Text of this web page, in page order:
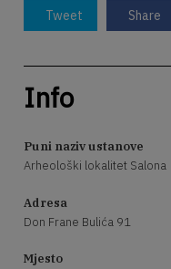
Tweet Share
Info
Puni naziv ustanove
Arheološki lokalitet Salona
Adresa
Don Frane Bulića 91
Mjesto